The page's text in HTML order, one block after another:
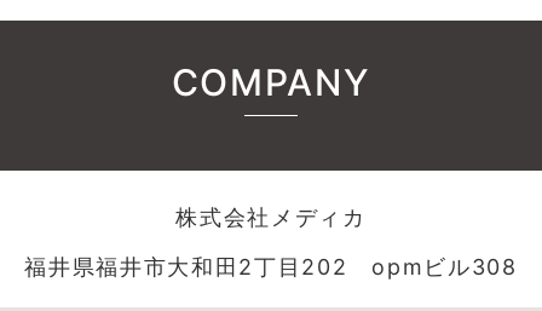
COMPANY
株式会社メディカ
福井県福井市大和田2丁目202 opmビル308